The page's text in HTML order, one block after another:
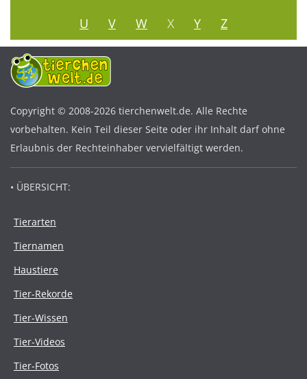
U
V W X Y Z
Copyright © 2008-2026 tierchenwelt.de. Alle Rechte
vorbehalten. Kein Teil dieser Seite oder ihr Inhalt darf ohne
Erlaubnis der Rechteinhaber vervielfältigt werden.
• ÜBERSICHT:
Tierarten
Tiernamen
Haustiere
Tier-Rekorde
Tier-Wissen
Tier-Videos
Tier-Fotos